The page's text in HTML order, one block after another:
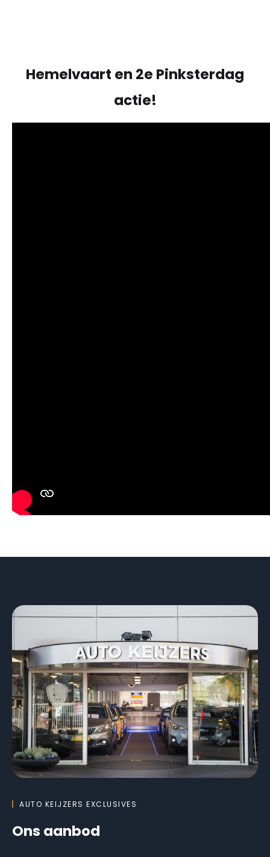
Hemelvaart en 2e Pinksterdag
actie!
AUTO KEIJZERS EXCLUSIVES
Ons aanbod